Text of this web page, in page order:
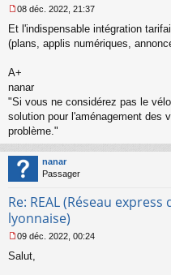
e
s
g
e
n
o
n
u
08 déc. 2022, 21:37
Et l'indispensable intégration
(plans, applis numériques,
A+
nanar
"Si vous ne considérez pas le
solution pour l'aménagement des
problème."
nanar
Passager
Re: REAL (Réseau
lyonnaise)
e
09 déc. 2022, 00:24
Salut,